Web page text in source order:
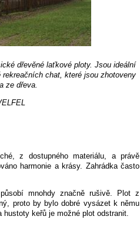
dřevěné laťkové ploty. Jsou ideální
chat, které jsou zhotoveny
ze dřeva.
z dostupného materiálu, a právě
harmonie a krásy. Zahrádka často
mnohdy značně rušivě. Plot z
proto by bylo dobré vysázet k němu
keřů je možné plot odstranit.